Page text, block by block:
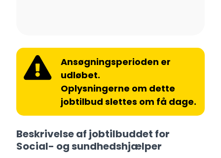
Ansøgningsperioden er
udløbet.
Oplysningerne om dette
jobtilbud slettes om få dage.
Beskrivelse af jobtilbuddet for
Social- og sundhedshjælper